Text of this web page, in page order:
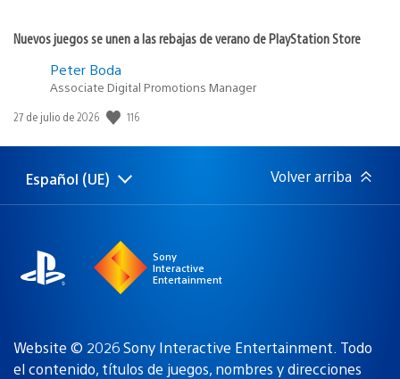
Nuevos juegos se unen a las rebajas de verano de PlayStation Store
Peter Boda
Associate Digital Promotions Manager
Fecha
publicación:
27 de julio de 2026 116
Selecciona
una
Región
actual:
Español (UE) Volver arriba
Sony
Interactive
Entertainment
Website © 2026 Sony Interactive Entertainment. Todo
el contenido, títulos de juegos, nombres y direcciones